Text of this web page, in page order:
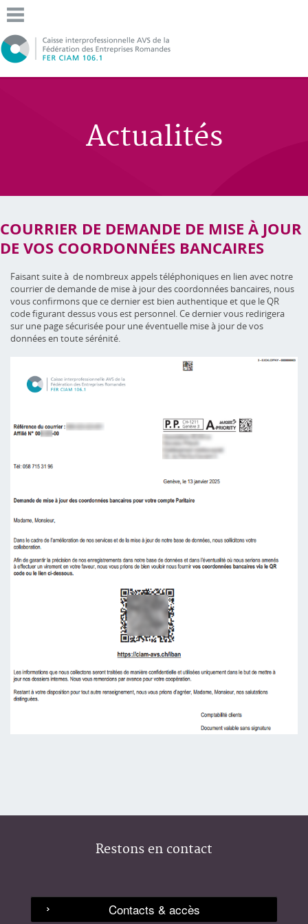
Actualités
COURRIER DE DEMANDE DE MISE À JOUR
DE VOS COORDONNÉES BANCAIRES
Faisant suite à de nombreux appels téléphoniques en lien avec notre
courrier de demande de mise à jour des coordonnées bancaires, nous
vous confirmons que ce dernier est bien authentique et que le QR
code figurant dessus vous est personnel. Ce dernier vous redirigera
sur une page sécurisée pour une éventuelle mise à jour de vos
données en toute sérénité.
Restons en contact